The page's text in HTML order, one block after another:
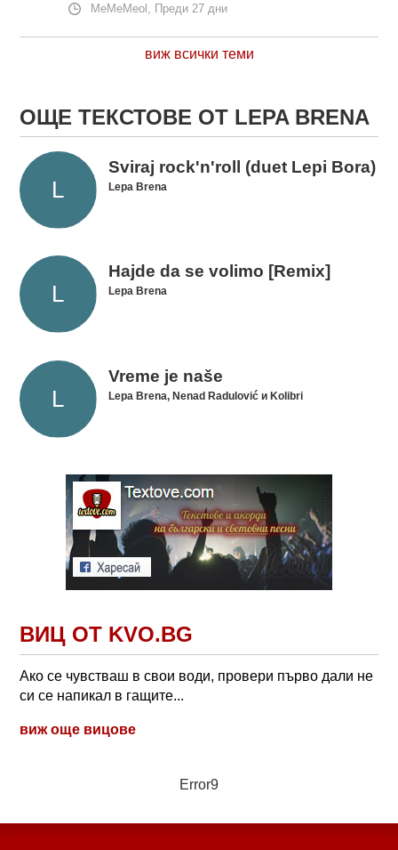
MeMeMeol, Преди 27 дни
виж всички теми
ОЩЕ ТЕКСТОВЕ ОТ LEPA BRENA
Sviraj rock'n'roll (duet Lepi Bora)
Lepa Brena
Hajde da se volimo [Remix]
Lepa Brena
Vreme je naše
Lepa Brena, Nenad Radulović и Kolibri
ВИЦ ОТ KVO.BG
Ако се чувстваш в свои води, провери първо дали не
си се напикал в гащите...
виж още вицове
Error9